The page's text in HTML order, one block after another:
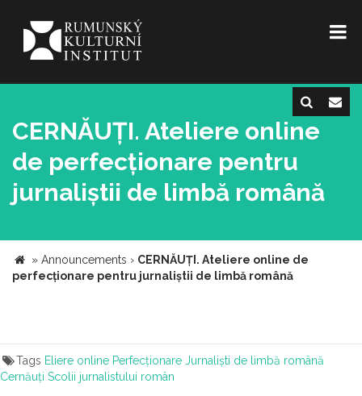
CERNĂUȚI. Ateliere online
de perfecționare pentru
jurnaliștii de limbă română
» Announcements › CERNĂUȚI. Ateliere online de
perfecționare pentru jurnaliștii de limbă română
Tags Eliere online Perfecționare Jurnaliști de limbă română
Cernăuți Scolii jurnalistului român